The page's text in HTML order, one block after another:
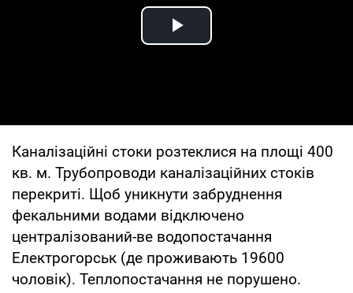
Play Video
Каналізаційні стоки розтеклися на площі 400
кв. м. Трубопроводи каналізаційних стоків
перекриті. Щоб уникнути забруднення
фекальними водами відключено
централізований-ве водопостачання
Електрогорськ (де проживають 19600
чоловік). Теплопостачання не порушено.